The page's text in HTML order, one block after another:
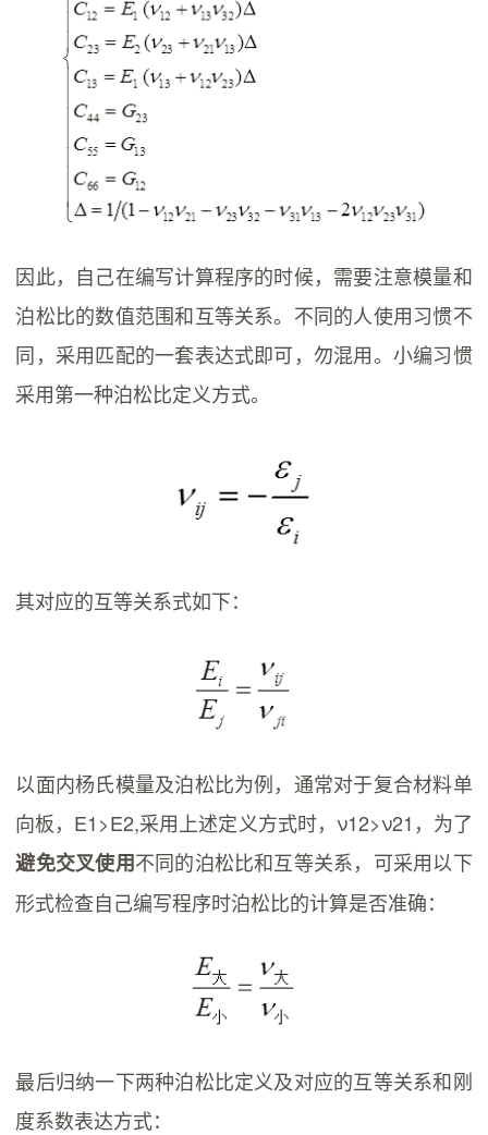
因此，自己在编写计算程序的时候，需要注意模量和
泊松比的数值范围和互等关系。不同的人使用习惯不
同，采用匹配的一套表达式即可，勿混用。小编习惯
采用第一种泊松比定义方式。
其对应的互等关系式如下：
以面内杨氏模量及泊松比为例，通常对于复合材料单
向板，E1>E2,采用上述定义方式时，ν12>ν21，为了
避免交叉使用不同的泊松比和互等关系，可采用以下
形式检查自己编写程序时泊松比的计算是否准确：
最后归纳一下两种泊松比定义及对应的互等关系和刚
度系数表达方式：